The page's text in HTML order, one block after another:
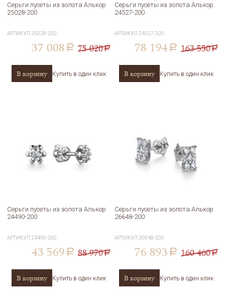
Серьги пусеты из золота Алькор
25028-200
АРТИКУЛ 25028-200
37 008 a 75 020a
В корзину Купить в один клик
Серьги пусеты из золота Алькор
24527-200
АРТИКУЛ 24527-200
78 194 a 163 550a
В корзину Купить в один клик
Серьги пусеты из золота Алькор
24490-200
АРТИКУЛ 24490-200
43 569 a 88 970a
В корзину Купить в один клик
Серьги пусеты из золота Алькор
26648-200
АРТИКУЛ 26648-200
76 893 a 160 460a
В корзину Купить в один клик